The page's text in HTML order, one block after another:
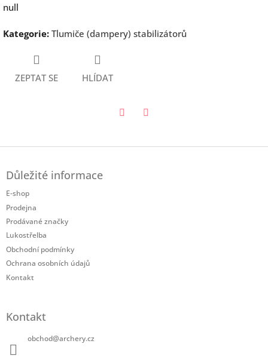
null
Kategorie: Tlumiče (dampery) stabilizátorů
ZEPTAT SE HLÍDAT
Důležité informace
E-shop
Prodejna
Prodávané značky
Lukostřelba
Obchodní podmínky
Ochrana osobních údajů
Kontakt
Kontakt
obchod@archery.cz